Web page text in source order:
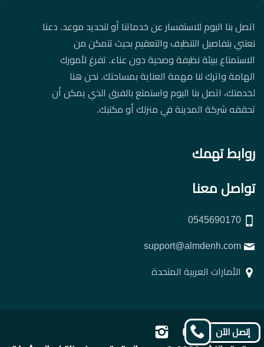
اتصل بنا اليوم للاستفسار عن خدماتنا أو لتحديد موعد. دعنا
نعتني بتفاصيل التنظيف والتعقيم بحيث تتمكن من
الاستمتاع ببيئة نظيفة وصحية دون عناء. تفرغ لأمورك
الهامة واترك لنا مهمة العناية بمساحتك. نحن هنا
لخدمتك، اتصل بنا اليوم واستمتع بالفرق الذي يمكن أن
تحققه شركة المدينة في منزلك أو مكتبك.
روابط تهمك
تواصل معنا
الأمارات العربية المتحدة
تابعنا
تابعنا
تابعنا
إتصل الآن